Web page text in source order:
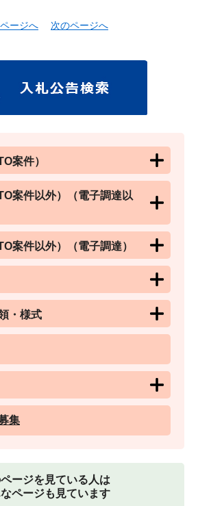
ージへ 次のページへ
案件）
案件以外）（電子調達以
案件以外）（電子調達）
・様式
集
ージを見ている人は
ページも見ています